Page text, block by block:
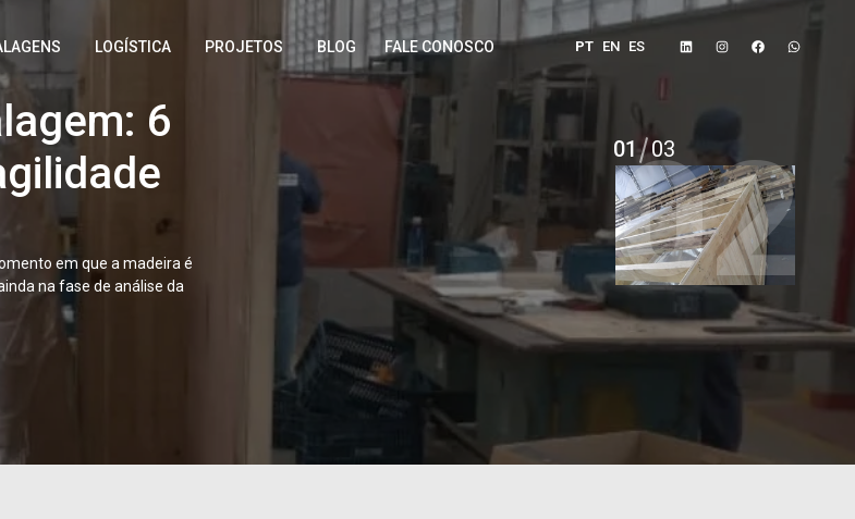
LOGÍSTICA PROJETOS BLOG FALE CONOSCO PT EN ES
6
em que a madeira é
na fase de análise da
e os
variáveis, porém, poucas
a embalagem não
02 03